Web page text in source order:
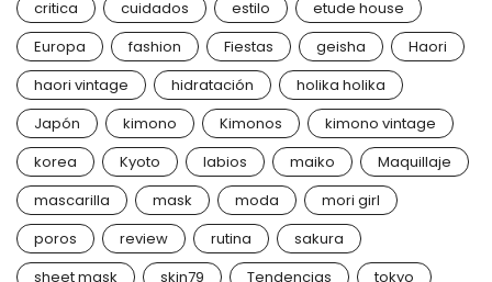
critica
cuidados estilo
etude house
Europa
fashion Fiestas geisha
Haori
haori vintage
hidratación
holika holika
Japón
kimono Kimonos
kimono vintage
korea
Kyoto labios maiko
Maquillaje
mascarilla
mask moda
mori girl
poros
review rutina
sakura
sheet mask
skin79 Tendencias tokyo